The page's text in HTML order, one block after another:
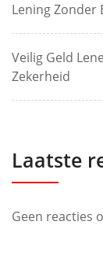
Lening Zonder
Veilig Geld
Zekerheid
Laatste
Geen reacties